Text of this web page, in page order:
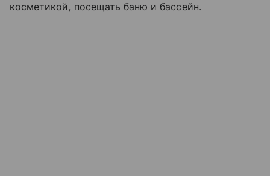
косметикой, посещать баню и бассейн.